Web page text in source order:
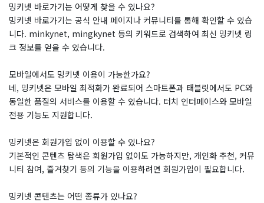
밍키넷 바로가기는 어떻게 찾을 수 있나요?
밍키넷 바로가기는 공식 안내 페이지나 커뮤니티를 통해 확인할 수 있습
니다. minkynet, mingkynet 등의 키워드로 검색하여 최신 밍키넷 링
크 정보를 얻을 수 있습니다.
모바일에서도 밍키넷 이용이 가능한가요?
네, 밍키넷은 모바일 최적화가 완료되어 스마트폰과 태블릿에서도 PC와
동일한 품질의 서비스를 이용할 수 있습니다. 터치 인터페이스와 모바일
전용 기능도 지원합니다.
밍키넷은 회원가입 없이 이용할 수 있나요?
기본적인 콘텐츠 탐색은 회원가입 없이도 가능하지만, 개인화 추천, 커뮤
니티 참여, 즐겨찾기 등의 기능을 이용하려면 회원가입이 필요합니다.
밍키넷 콘텐츠는 어떤 종류가 있나요?